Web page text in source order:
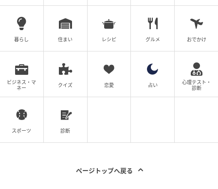
暮らし 住まい レシピ グルメ おでかけ
ビジネス・マ
ネー
クイズ 恋愛 占い
心理テスト・
診断
スポーツ 診断
ページトップへ戻る